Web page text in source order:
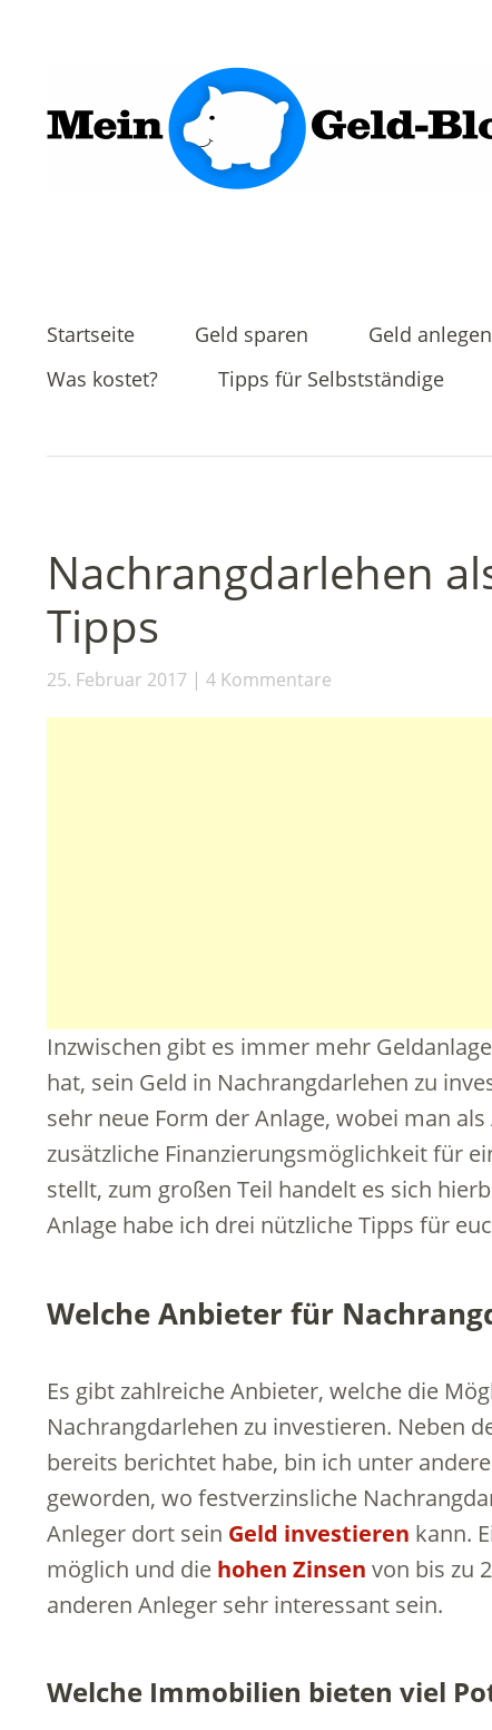
Startseite Geld sparen Geld anlegen
Was kostet?
Tipps für Selbstständige
Nachrangdarlehen
Tipps
25. Februar 2017 4 Kommentare
Inzwischen gibt es immer mehr
hat, sein Geld in Nachrangdarlehen zu
sehr neue Form der Anlage, wobei man
zusätzliche Finanzierungsmöglichkeit für
stellt, zum großen Teil handelt es sich
Anlage habe ich drei nützliche Tipps für
Welche Anbieter für
Es gibt zahlreiche Anbieter, welche die
Nachrangdarlehen zu investieren. Neben
bereits berichtet habe, bin ich unter
geworden, wo festverzinsliche
Anleger dort sein Geld investieren kann.
möglich und die hohen Zinsen von bis zu
anderen Anleger sehr interessant sein.
Welche Immobilien bieten viel